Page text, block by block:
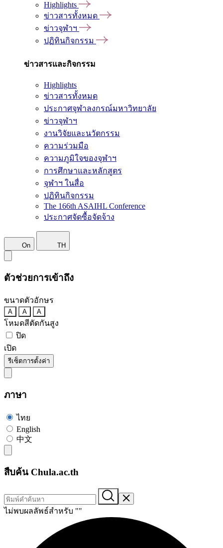
Highlights
ข่าวสารทั้งหมด
ข่าวจุฬาฯ
ปฏิทินกิจกรรม
ข่าวสารและกิจกรรม
Highlights
ข่าวสารทั้งหมด
ประกาศจุฬาลงกรณ์มหาวิทยาลัย
ข่าวจุฬาฯ
งานวิจัยและนวัตกรรม
ความร่วมมือ
ความภูมิใจของจุฬาฯ
การศึกษาและหลักสูตร
จุฬาฯ ในสื่อ
ปฏิทินกิจกรรม
The 166th ASAIHL Conference
ประกาศจัดซื้อจัดจ้าง
On TH
ตัวช่วยการเข้าถึง
ขนาดตัวอักษร
A A A
โหมดสีตัดกันสูง
ปิด
เปิด
รีเซ็ตการตั้งค่า
ภาษา
ไทย
English
中文
สืบค้น Chula.ac.th
ไม่พบผลลัพธ์สำหรับ ""